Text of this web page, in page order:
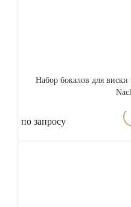
Набор бокалов для
по запросу